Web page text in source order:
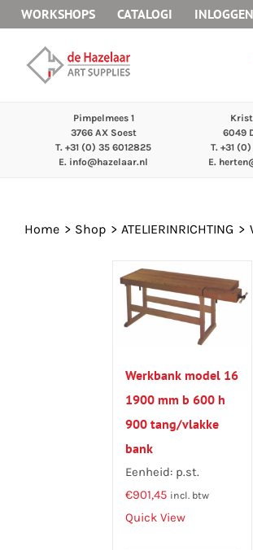
naar
inhoud
WORKSHOPS CATALOGI INLOGGEN
Pimpelmees 1
3766 AX Soest
T. +31 (0) 35 6012825
E. info@hazelaar.nl
6049
T. +31
E.
Home Shop ATELIERINRICHTING
Werkbank model 16
1900 mm b 600 h
900 tang/vlakke
bank
Eenheid: p.st.
€901,45 incl. btw
Quick View